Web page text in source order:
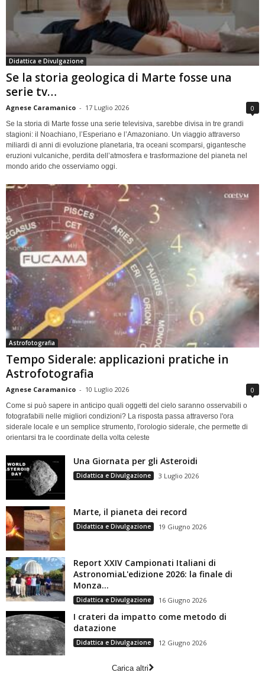
Didattica e Divulgazione
Se la storia geologica di Marte fosse una
serie tv…
Agnese Caramanico - 17 Luglio 2026 0
Se la storia di Marte fosse una serie televisiva, sarebbe divisa in tre grandi
stagioni: il Noachiano, l’Esperiano e l’Amazoniano. Un viaggio attraverso
miliardi di anni di evoluzione planetaria, tra oceani scomparsi, gigantesche
eruzioni vulcaniche, perdita dell’atmosfera e trasformazione del pianeta nel
mondo arido che osserviamo oggi.
Astrofotografia
Tempo Siderale: applicazioni pratiche in
Astrofotografia
Agnese Caramanico - 10 Luglio 2026 0
Come si può sapere in anticipo quali oggetti del cielo saranno osservabili o
fotografabili nelle migliori condizioni? La risposta passa attraverso l'ora
siderale locale e un semplice strumento, l'orologio siderale, che permette di
orientarsi tra le coordinate della volta celeste
Una Giornata per gli Asteroidi
Didattica e Divulgazione 3 Luglio 2026
Marte, il pianeta dei record
Didattica e Divulgazione 19 Giugno 2026
Report XXIV Campionati Italiani di
AstronomiaL'edizione 2026: la finale di
Monza...
Didattica e Divulgazione 16 Giugno 2026
I crateri da impatto come metodo di
datazione
Didattica e Divulgazione 12 Giugno 2026
Carica altri